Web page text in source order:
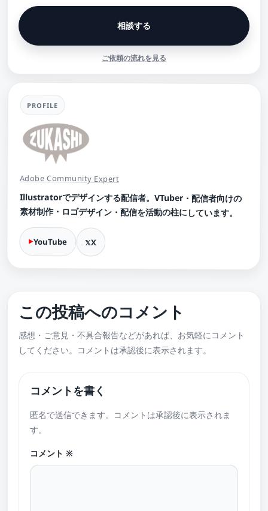
相談する
ご依頼の流れを見る
PROFILE
Adobe Community Expert
Illustratorでデザインする配信者。VTuber・配信者向けの
素材制作・ロゴデザイン・配信を活動の柱にしています。
YouTube X
この投稿へのコメント
感想・ご意見・不具合報告などがあれば、お気軽にコメント
してください。コメントは承認後に表示されます。
コメントを書く
匿名で送信できます。コメントは承認後に表示されま
す。
コメント ※